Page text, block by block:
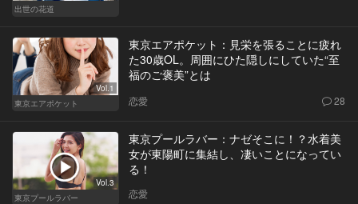
出世の花道
Vol.1
東京エアポケット
東京エアポケット：見栄を張ることに疲れ
た30歳OL。周囲にひた隠しにしていた“至
福のご褒美”とは
恋愛 28
Vol.3
東京プールラバー
東京プールラバー：ナゼそこに！？水着美
女が東陽町に集結し、凄いことになってい
る！
恋愛